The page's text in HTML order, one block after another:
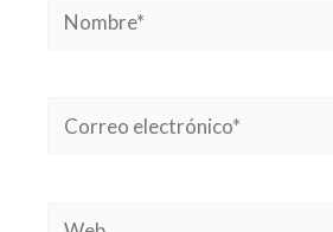
Nombre*
Correo
Web